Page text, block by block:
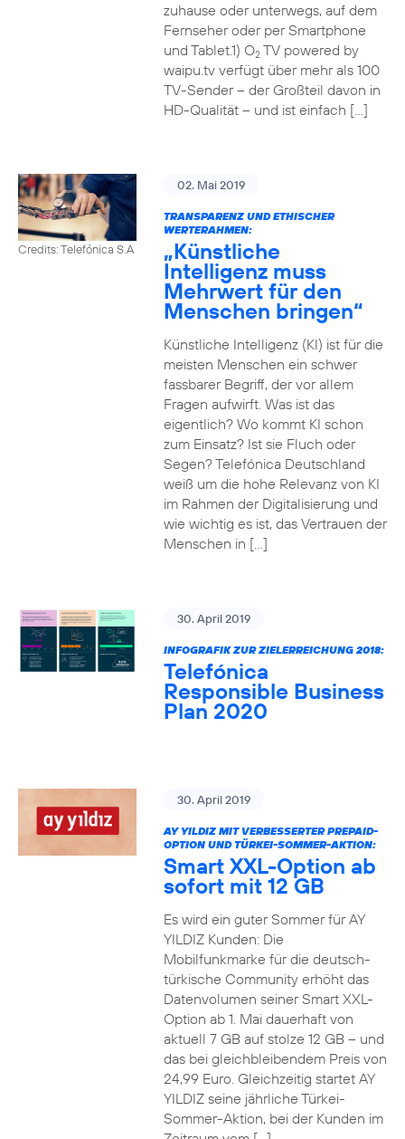
zuhause oder unterwegs, auf dem
Fernseher oder per Smartphone
und Tablet.1) O2TV powered by
waipu.tv verfügt über mehr als 100
TV-Sender – der Großteil davon in
HD-Qualität – und ist einfach […]
Credits: Telefónica S.A
02. Mai 2019
TRANSPARENZ UND ETHISCHER
WERTERAHMEN:
„Künstliche
Intelligenz muss
Mehrwert für den
Menschen bringen“
Künstliche Intelligenz (KI) ist für die
meisten Menschen ein schwer
fassbarer Begriff, der vor allem
Fragen aufwirft. Was ist das
eigentlich? Wo kommt KI schon
zum Einsatz? Ist sie Fluch oder
Segen? Telefónica Deutschland
weiß um die hohe Relevanz von KI
im Rahmen der Digitalisierung und
wie wichtig es ist, das Vertrauen der
Menschen in […]
30. April 2019
INFOGRAFIK ZUR ZIELERREICHUNG 2018:
Telefónica
Responsible Business
Plan 2020
30. April 2019
AY YILDIZ MIT VERBESSERTER PREPAID-
OPTION UND TÜRKEI-SOMMER-AKTION:
Smart XXL-Option ab
sofort mit 12 GB
Es wird ein guter Sommer für AY
YILDIZ Kunden: Die
Mobilfunkmarke für die deutsch-
türkische Community erhöht das
Datenvolumen seiner Smart XXL-
Option ab 1. Mai dauerhaft von
aktuell 7 GB auf stolze 12 GB – und
das bei gleichbleibendem Preis von
24,99 Euro. Gleichzeitig startet AY
YILDIZ seine jährliche Türkei-
Sommer-Aktion, bei der Kunden im